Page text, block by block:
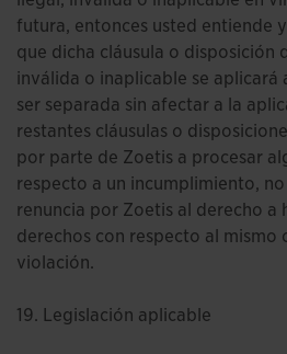
futura, entonces usted entiende
que dicha cláusula o disposición
inválida o inaplicable se aplicará
ser separada sin afectar a la
restantes cláusulas o
por parte de Zoetis a procesar
respecto a un incumplimiento,
renuncia por Zoetis al derecho a
derechos con respecto al mismo
violación.
19. Legislación aplicable